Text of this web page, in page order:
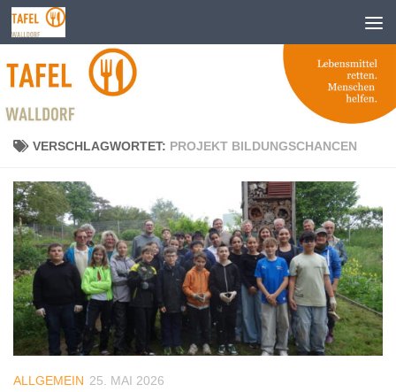
Zum Inhalt springen
VERSCHLAGWORTET: PROJEKT BILDUNGSCHANCEN
ALLGEMEIN 25. MAI 2026